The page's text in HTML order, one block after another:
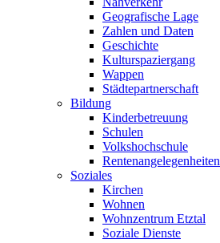
Geografische Lage
Zahlen und Daten
Geschichte
Kulturspaziergang
Wappen
Städtepartnerschaft
Bildung
Kinderbetreuung
Schulen
Volkshochschule
Rentenangelegenheiten
Soziales
Kirchen
Wohnen
Wohnzentrum Etztal
Soziale Dienste